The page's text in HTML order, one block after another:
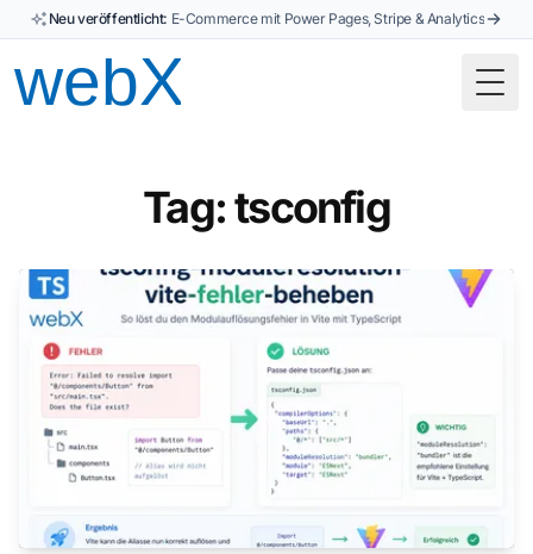
Neu veröffentlicht: E-Commerce mit Power Pages, Stripe & Analytics
Tag: tsconfig